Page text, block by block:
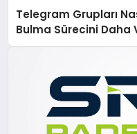
Telegram Grupları
Bulma Sürecini Daha